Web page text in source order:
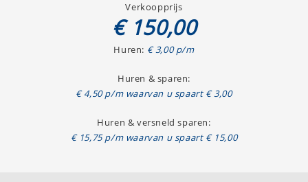
Verkoopprijs
€ 150,00
Huren: € 3,00 p/m
Huren & sparen:
€ 4,50 p/m waarvan u spaart € 3,00
Huren & versneld sparen:
€ 15,75 p/m waarvan u spaart € 15,00